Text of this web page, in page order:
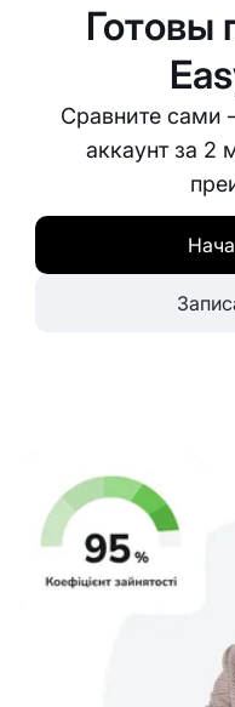
Готовы
Сравните сами
аккаунт за 2